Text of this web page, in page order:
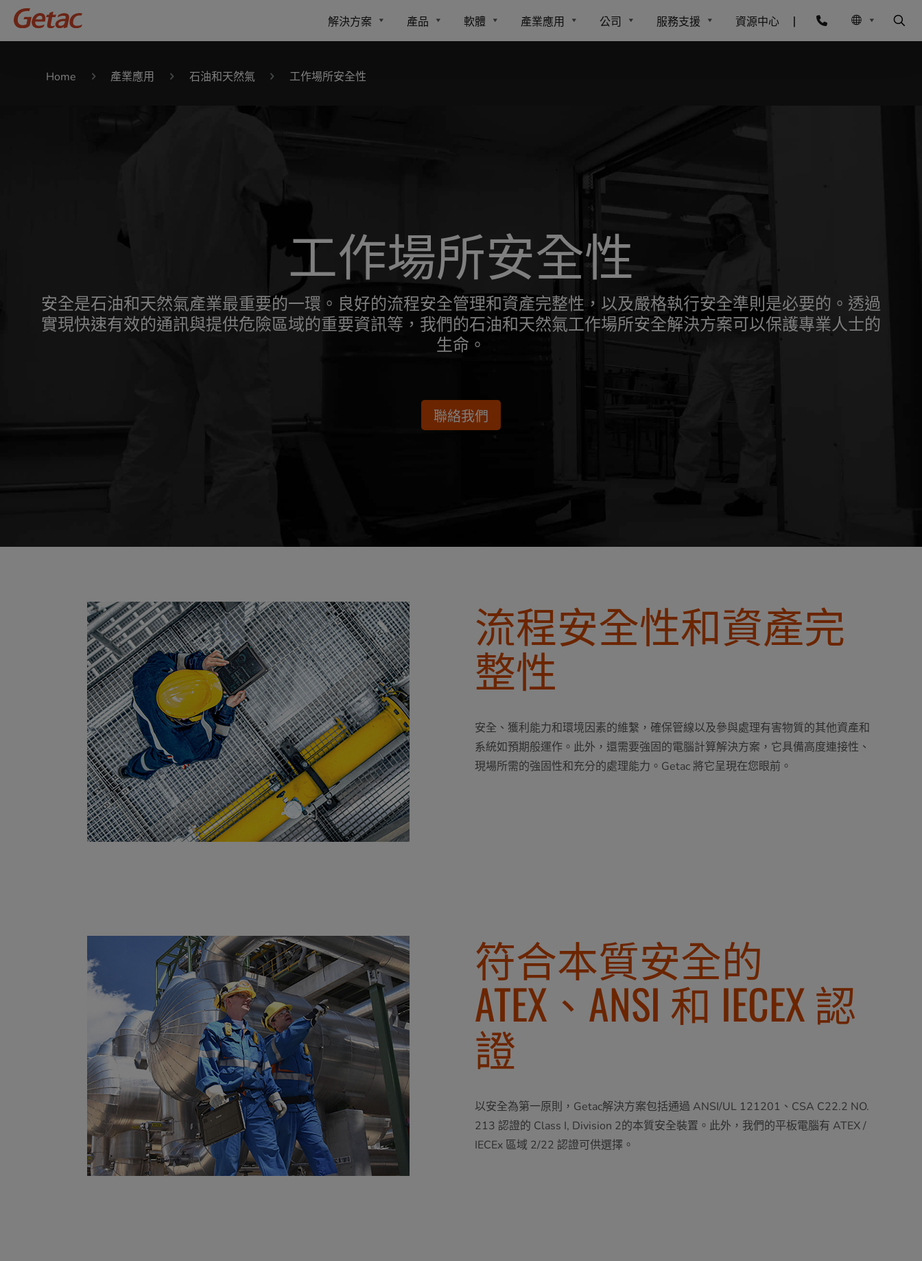
解決方案 產品 軟體 產業應用 公司 服務支援 資源中心 |
Home 產業應用 石油和天然氣 工作場所安全性
工作場所安全性
安全是石油和天然氣產業最重要的一環。良好的流程安全管理和資產完整性，以及嚴格執行安全準則是必要的。透過
實現快速有效的通訊與提供危險區域的重要資訊等，我們的石油和天然氣工作場所安全解決方案可以保護專業人士的
生命。
聯絡我們
流程安全性和資產完
整性
安全、獲利能力和環境因素的維繫，確保管線以及參與處理有害物質的其他資產和
系統如預期般運作。此外，還需要強固的電腦計算解決方案，它具備高度連接性、
現場所需的強固性和充分的處理能力。Getac 將它呈現在您眼前。
符合本質安全的
ATEX、ANSI 和 IECEX 認
證
以安全為第一原則，Getac解決方案包括通過 ANSI/UL 121201、CSA C22.2 NO.
213 認證的 Class I, Division 2的本質安全裝置。此外，我們的平板電腦有 ATEX /
IECEx 區域 2/22 認證可供選擇。